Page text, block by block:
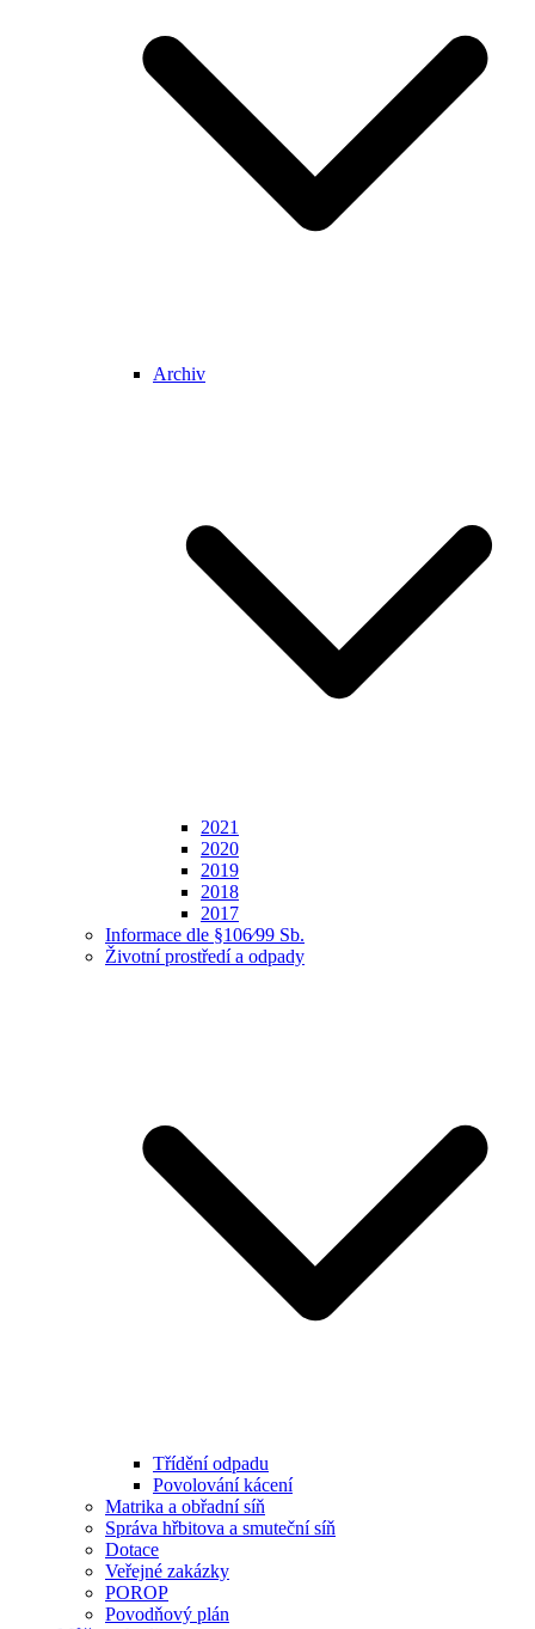
Archiv
2021
2020
2019
2018
2017
Informace dle §106⁄99 Sb.
Životní prostředí a odpady
Třídění odpadu
Povolování kácení
Matrika a obřadní síň
Správa hřbitova a smuteční síň
Dotace
Veřejné zakázky
POROP
Povodňový plán